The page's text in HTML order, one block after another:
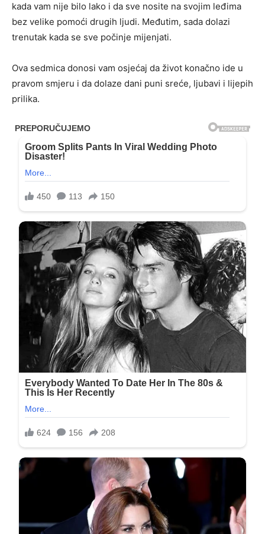
kada vam nije bilo lako i da sve nosite na svojim leđima
bez velike pomoći drugih ljudi. Međutim, sada dolazi
trenutak kada se sve počinje mijenjati.
Ova sedmica donosi vam osjećaj da život konačno ide u
pravom smjeru i da dolaze dani puni sreće, ljubavi i lijepih
prilika.